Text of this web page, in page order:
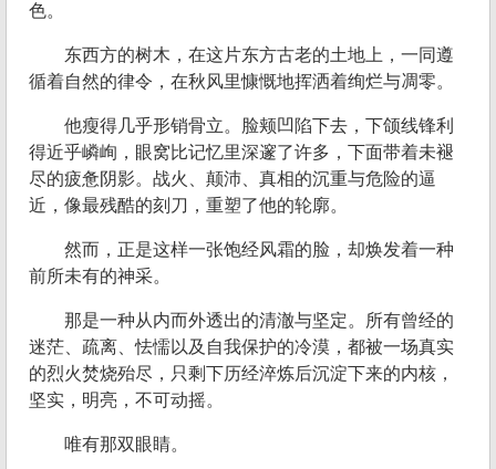
色。
东西方的树木，在这片东方古老的土地上，一同遵
循着自然的律令，在秋风里慷慨地挥洒着绚烂与凋零。
他瘦得几乎形销骨立。脸颊凹陷下去，下颌线锋利
得近乎嶙峋，眼窝比记忆里深邃了许多，下面带着未褪
尽的疲惫阴影。战火、颠沛、真相的沉重与危险的逼
近，像最残酷的刻刀，重塑了他的轮廓。
然而，正是这样一张饱经风霜的脸，却焕发着一种
前所未有的神采。
那是一种从内而外透出的清澈与坚定。所有曾经的
迷茫、疏离、怯懦以及自我保护的冷漠，都被一场真实
的烈火焚烧殆尽，只剩下历经淬炼后沉淀下来的内核，
坚实，明亮，不可动摇。
唯有那双眼睛。